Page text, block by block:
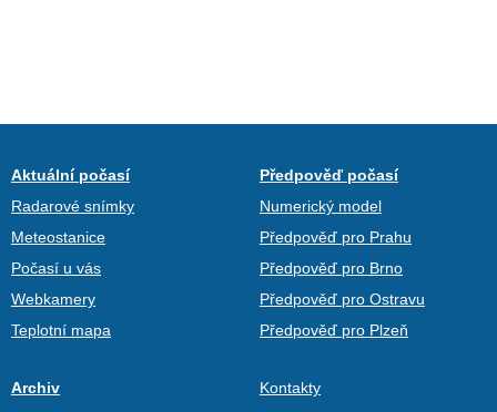
Aktuální počasí
Radarové snímky
Meteostanice
Počasí u vás
Webkamery
Teplotní mapa
Předpověď počasí
Numerický model
Předpověď pro Prahu
Předpověď pro Brno
Předpověď pro Ostravu
Předpověď pro Plzeň
Archiv
Kontakty